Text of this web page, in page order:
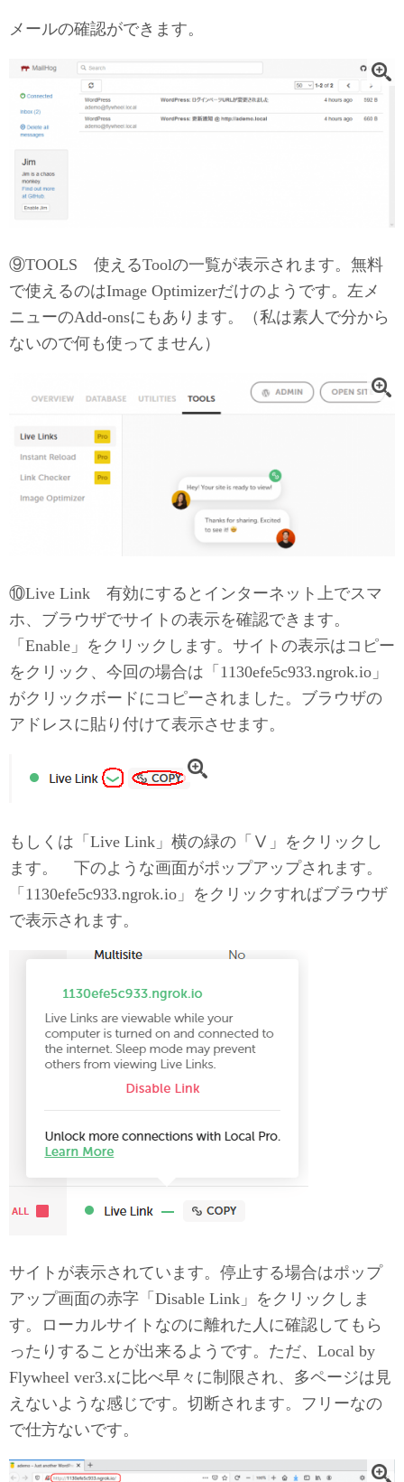
メールの確認ができます。
⑨TOOLS 使えるToolの一覧が表示されます。無料
で使えるのはImage Optimizerだけのようです。左メ
ニューのAdd-onsにもあります。（私は素人で分から
ないので何も使ってません）
⑩Live Link 有効にするとインターネット上でスマ
ホ、ブラウザでサイトの表示を確認できます。
「Enable」をクリックします。サイトの表示はコピー
をクリック、今回の場合は「1130efe5c933.ngrok.io」
がクリックボードにコピーされました。ブラウザの
アドレスに貼り付けて表示させます。
もしくは「Live Link」横の緑の「Ⅴ」をクリックし
ます。 下のような画面がポップアップされます。
「1130efe5c933.ngrok.io」をクリックすればブラウザ
で表示されます。
サイトが表示されています。停止する場合はポップ
アップ画面の赤字「Disable Link」をクリックしま
す。ローカルサイトなのに離れた人に確認してもら
ったりすることが出来るようです。ただ、Local by
Flywheel ver3.xに比べ早々に制限され、多ページは見
えないような感じです。切断されます。フリーなの
で仕方ないです。